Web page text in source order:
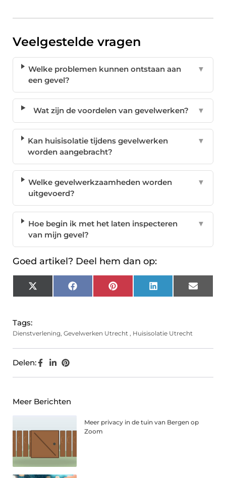
Veelgestelde vragen
Welke problemen kunnen ontstaan aan
een gevel?
▼
Wat zijn de voordelen van gevelwerken? ▼
Kan huisisolatie tijdens gevelwerken
worden aangebracht?
▼
Welke gevelwerkzaamheden worden
uitgevoerd?
▼
Hoe begin ik met het laten inspecteren
van mijn gevel?
▼
Goed artikel? Deel hem dan op:
X
(Twitter)
FacebookPinterest LinkedIn Email
Tags:
Dienstverlening, Gevelwerken Utrecht , Huisisolatie Utrecht
Delen:
Meer Berichten
Meer privacy in de tuin van Bergen op
Zoom